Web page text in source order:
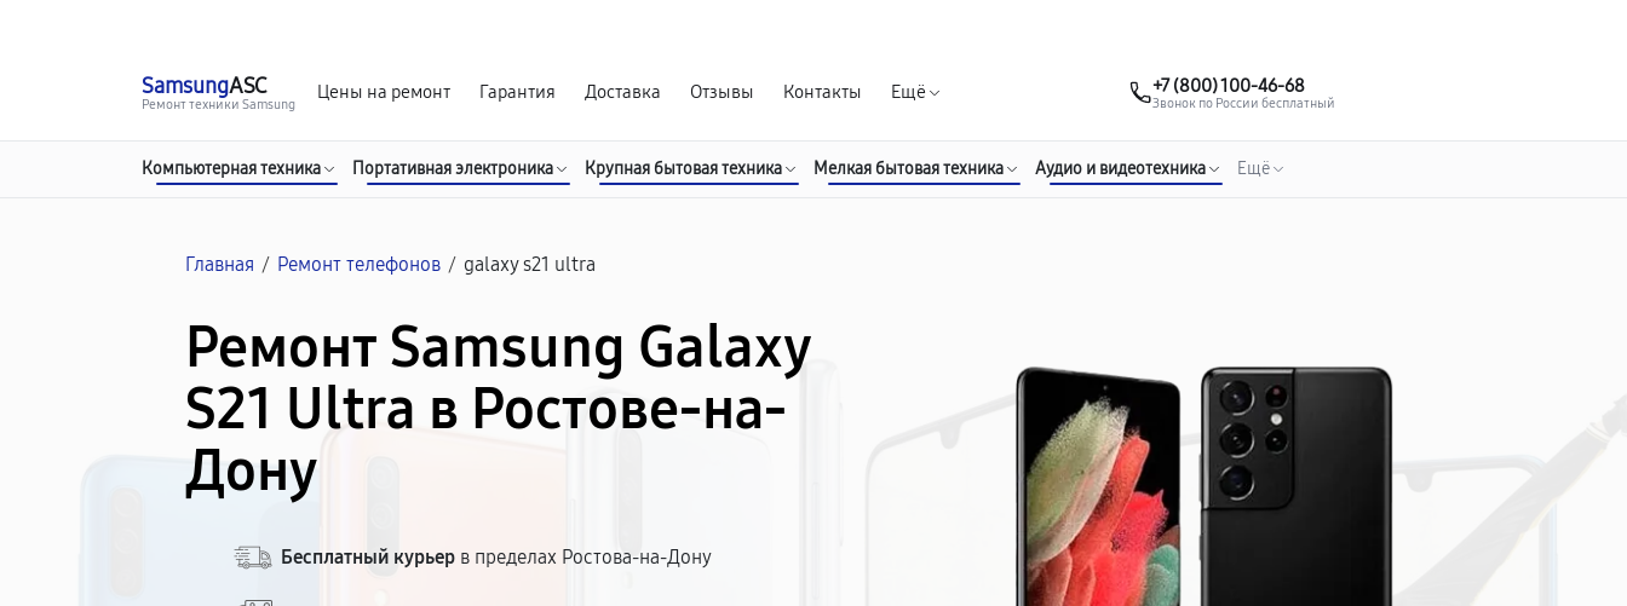
SamsungASC
Ремонт техники Samsung
Цены на ремонт Гарантия Доставка Отзывы Контакты Ещё +7 (800) 100-46-68
Звонок по России бесплатный
Компьютерная техника Портативная электроника Крупная бытовая техника Мелкая бытовая техника Аудио и видеотехника Ещё
Главная / Ремонт телефонов / galaxy s21 ultra
Ремонт Samsung Galaxy
S21 Ultra в Ростове-на-
Дону
Бесплатный курьер в пределах Ростова-на-Дону